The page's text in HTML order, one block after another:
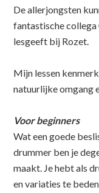
De allerjongsten
fantastische collega
lesgeeft bij Rozet.
Mijn lessen
natuurlijke omgang
Voor beginners
Wat een goede
drummer ben je
maakt. Je hebt als
en variaties te